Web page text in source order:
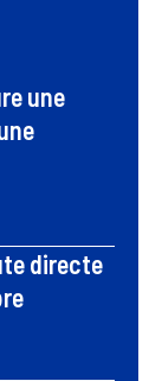
une
directe